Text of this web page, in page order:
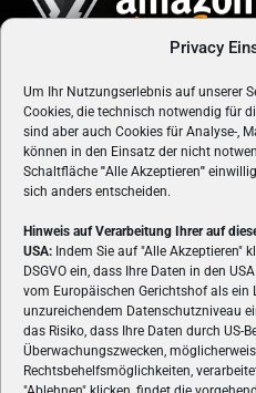
Privacy
Um Ihr Nutzungserlebnis auf unserer
Cookies, die technisch notwendig für
sind aber auch Cookies für Analyse-,
können in den Einsatz der nicht
Schaltfläche "Alle Akzeptieren"
sich anders entscheiden.
Hinweis auf Verarbeitung Ihrer auf
USA: Indem Sie auf "Alle Akzeptieren"
DSGVO ein, dass Ihre Daten in den
vom Europäischen Gerichtshof als
unzureichendem Datenschutzniveau
das Risiko, dass Ihre Daten durch US-
Überwachungszwecken,
Rechtsbehelfsmöglichkeiten,
VON GAMERN, FÜR GAMER!
Spielemagazin Österreichs
Reviews und Videos zu PC-
Hardware und aus